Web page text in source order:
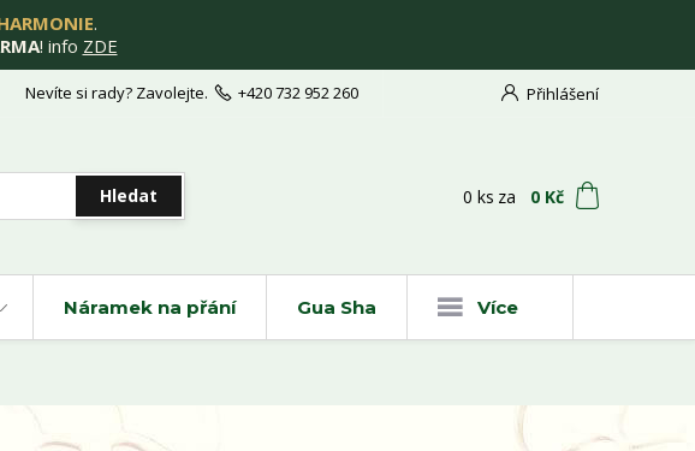
.
! info ZDE
Přihlášení
Hledat
Nevíte si rady? Zavolejte. +420 732 952 260
0 ks za 0 Kč
Náramek na přání Gua Sha Více